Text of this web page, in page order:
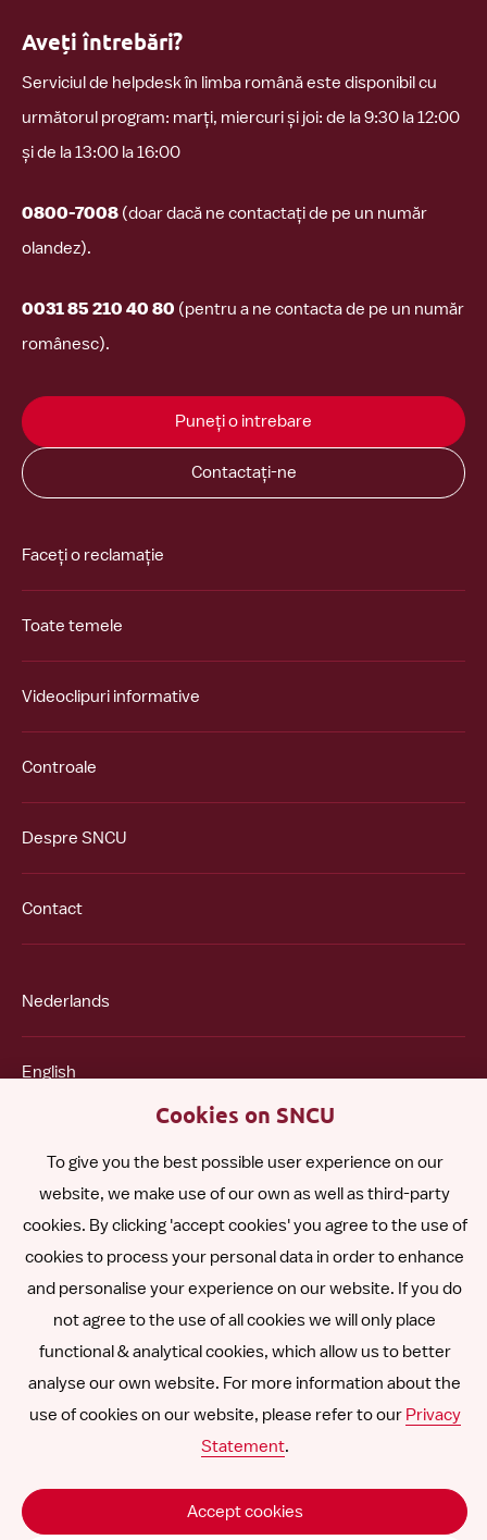
Aveți întrebări?
Serviciul de helpdesk în limba română este disponibil cu
următorul program: marți, miercuri și joi: de la 9:30 la 12:00
și de la 13:00 la 16:00
0800-7008 (doar dacă ne contactați de pe un număr
olandez).
0031 85 210 40 80 (pentru a ne contacta de pe un număr
românesc).
Puneți o intrebare
Contactați-ne
Faceți o reclamație
Toate temele
Videoclipuri informative
Controale
Despre SNCU
Contact
Nederlands
English
Polski
Other languages
Follow
LinkedIn
FollowFollowFollowFollow
on
SNCU ©2026
Cookies on SNCU
To give you the best possible user experience on our
website, we make use of our own as well as third-party
cookies. By clicking 'accept cookies' you agree to the use of
cookies to process your personal data in order to enhance
and personalise your experience on our website. If you do
not agree to the use of all cookies we will only place
functional & analytical cookies, which allow us to better
analyse our own website. For more information about the
use of cookies on our website, please refer to our Privacy
Statement.
Accept cookies